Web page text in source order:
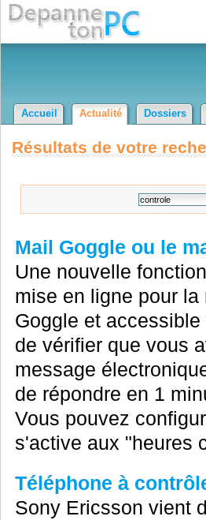
Accueil Actualité Dossiers
Résultats de votre
Mail Goggle ou le
Une nouvelle
mise en ligne pour
Goggle et
de vérifier que vous
message
de répondre en 1
Vous pouvez
s'active aux "heures
Téléphone à
Sony Ericsson vient